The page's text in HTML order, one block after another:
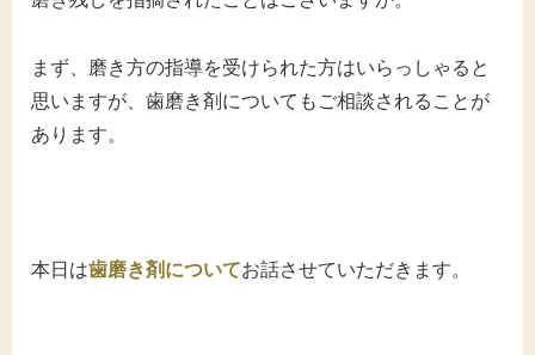
まず、磨き方の指導を受けられた方はいらっしゃると
思いますが、歯磨き剤についてもご相談されることが
あります。
本日は歯磨き剤についてお話させていただきます。